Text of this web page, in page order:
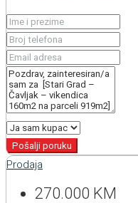
Pošalji poruku
Prodaja
270.000 KM